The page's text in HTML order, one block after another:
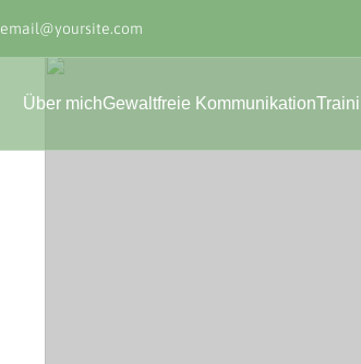
email@yoursite.com
Über michGewaltfreie Kommunikation